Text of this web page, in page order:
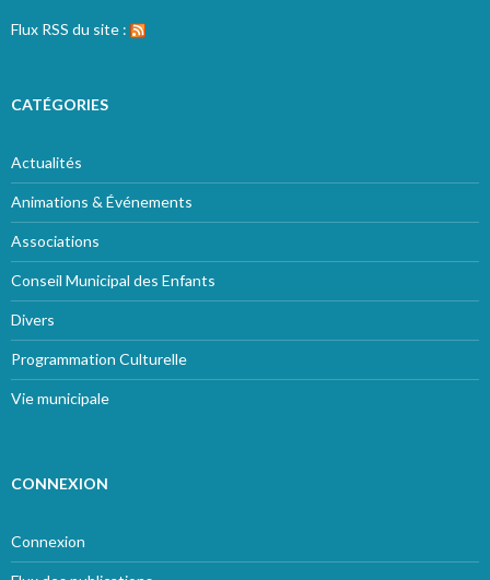
Flux RSS du site :
CATÉGORIES
Actualités
Animations & Événements
Associations
Conseil Municipal des Enfants
Divers
Programmation Culturelle
Vie municipale
CONNEXION
Connexion